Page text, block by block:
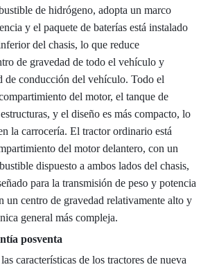
de hidrógeno, adopta un marco
y el paquete de baterías está instalado
del chasis, lo que reduce
de gravedad de todo el vehículo y
de conducción del vehículo. Todo el
del motor, el tanque de
y el diseño es más compacto, lo
la carrocería. El tractor ordinario está
del motor delantero, con un
dispuesto a ambos lados del chasis,
para la transmisión de peso y potencia
un centro de gravedad relativamente alto y
general más compleja.
posventa
características de los tractores de nueva